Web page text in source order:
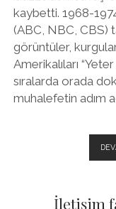
kaybetti. 1968-
(ABC, NBC, CBS)
görüntüler,
Amerikalıları
sıralarda orada
muhalefetin adım
İletişim